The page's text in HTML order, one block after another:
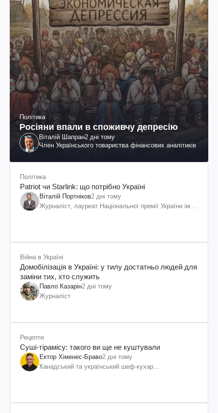
Політика
Росіяни впали в споживчу депресію
Віталій Шапран2 дні тому
Член Українського товариства фінансових аналітиків
Політика
Patriot чи Starlink: що потрібно Україні
Віталій Портніков2 дні тому
Журналіст, лауреат Національної премії України ім.
Війна в Україні
Домобілізація в Україні: у тилу достатньо людей для
заміни тих, хто служить
Павло Казарін2 дні тому
Журналіст
Рецепти
Суші-тірамісу: такого ви ще не куштували
Ектор Хіменес-Браво2 дні тому
Канадський та український шеф-кухар